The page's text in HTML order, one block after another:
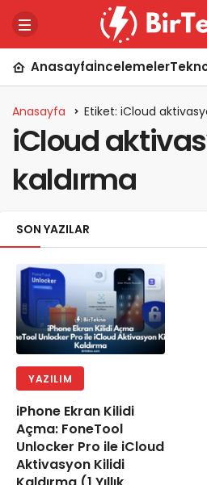
Anasayfaİncelemeler
Anasayfa Etiket: iCloud
iCloud
kaldırma
SON YAZILAR
YAZILIM
iPhone Ekran Kilidi
Açma: FoneTool
Unlocker Pro ile iCloud
Aktivasyon Kilidi